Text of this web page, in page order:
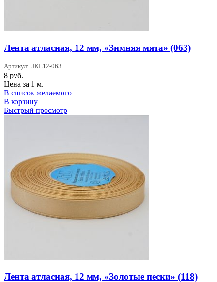
Лента атласная, 12 мм, «Зимняя мята» (063)
Артикул: UKL12-063
8 руб.
Цена за 1 м.
В список желаемого
В корзину
Быстрый просмотр
Лента атласная, 12 мм, «Золотые пески» (118)